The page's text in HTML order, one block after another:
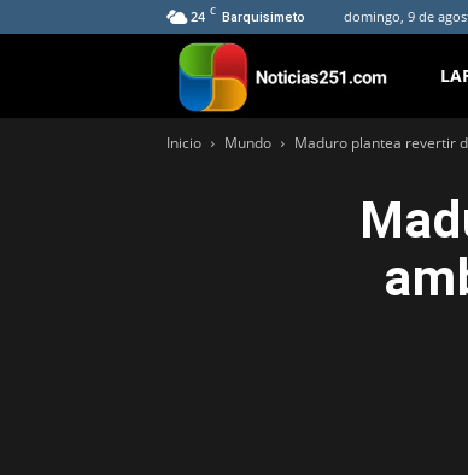
24 C Barquisimeto domingo, 9 de
Inicio Mundo Maduro plantea revertir